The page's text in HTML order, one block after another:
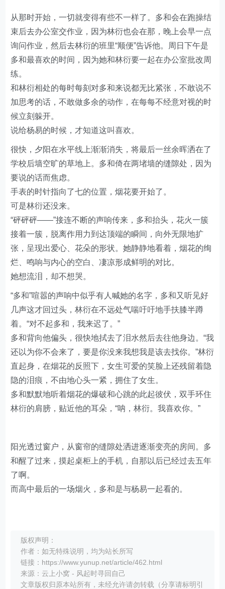
从那时开始，一切就变得有些不一样了。多和会在跑操结
束后去办公室交作业，因为林衍也会在那，晚上会早一点
询问作业，然后去林衍的班里“顺便”告诉他。周日下午是
多和最喜欢的时间，因为她和林衍要一起在办公室批改周
练。
和林衍相处的每时每刻对多和来说都无比紧张，不敢说不
加思考的话，不敢做多余的动作，在每每不经意对视的时
候立刻躲开。
说给杨易的时候，才知道这叫喜欢。
很快，夕阳在水平线上渐渐消失，将最后一丝余晖洒在了
学校后墙空旷的草地上。多和倚在两堵墙的缝隙处，因为
要说的话而焦虑。
手表的时针指向了七的位置，烟花要开始了。
可是林衍还没来。
“砰砰砰——”接连不断的声响传来，多和抬头，花火一簇
接着一簇，脱离作用力到达顶端的瞬间，向外无限地扩
张，呈现出爱心、花朵的形状。她静静地看着，烟花的绚
烂、鸣响与内心的空白、凄凉形成鲜明的对比。
她想流泪，却不想哭。
“多和”喧嚣的声响中似乎有人喊她的名字，多和又听见好
几声这才回过头，林衍在不远处气喘吁吁地手扶膝半蹲
着。“对不起多和，我来迟了。”
多和背向他偏头，很快地拭去了泪水然后去往他身边。“我
还以为你不会来了，要是你没来我想我是该去找你。”林衍
直起身，在烟花的反照下，女生可爱的笑脸上还残留着隐
隐的泪痕，不由地心头一紧，拥住了女生。
多和默默地听着烟花的爆破和心跳的此起彼伏，双手环住
林衍的肩膀，贴近他的耳朵，“呐，林衍。我喜欢你。”
阳光透过窗户，从窗帘的缝隙处洒进逐渐变亮的房间。多
和醒了过来，摸起桌柜上的手机，自那以后已经过去五年
了啊。
而高中最后的一场烟火，多和是与杨易一起看的。
版权声明：
作者：如无特殊说明，均为站长所写
链接：https://www.yunup.net/article/462.html
来源：云上小窝 - 风起时寻回自己
文章版权归原本站所有，未经允许请勿转载（分享请标明引